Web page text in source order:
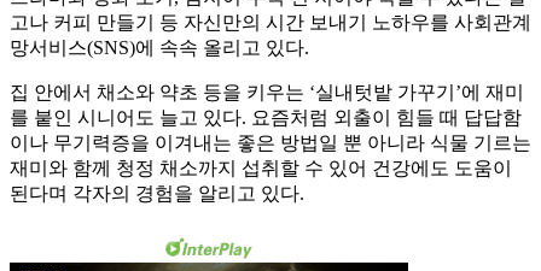
고나 커피 만들기 등 자신만의 시간 보내기 노하우를 사회관계
망서비스(SNS)에 속속 올리고 있다.
집 안에서 채소와 약초 등을 키우는 ‘실내텃밭 가꾸기’에 재미
를 붙인 시니어도 늘고 있다. 요즘처럼 외출이 힘들 때 답답함
이나 무기력증을 이겨내는 좋은 방법일 뿐 아니라 식물 기르는
재미와 함께 청정 채소까지 섭취할 수 있어 건강에도 도움이
된다며 각자의 경험을 알리고 있다.